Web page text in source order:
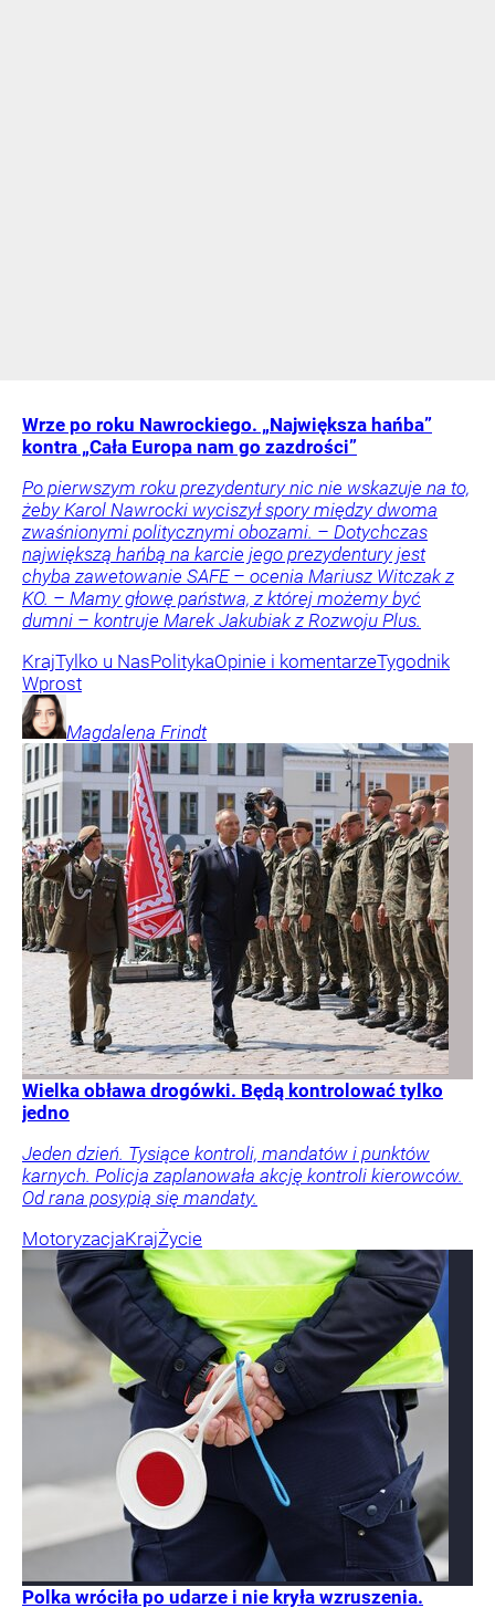
Wrze po roku Nawrockiego. „Największa hańba”
kontra „Cała Europa nam go zazdrości”
Po pierwszym roku prezydentury nic nie wskazuje na to,
żeby Karol Nawrocki wyciszył spory między dwoma
zwaśnionymi politycznymi obozami. – Dotychczas
największą hańbą na karcie jego prezydentury jest
chyba zawetowanie SAFE – ocenia Mariusz Witczak z
KO. – Mamy głowę państwa, z której możemy być
dumni – kontruje Marek Jakubiak z Rozwoju Plus.
KrajTylko u NasPolitykaOpinie i komentarzeTygodnik
Wprost
Magdalena Frindt
Wielka obława drogówki. Będą kontrolować tylko
jedno
Jeden dzień. Tysiące kontroli, mandatów i punktów
karnych. Policja zaplanowała akcję kontroli kierowców.
Od rana posypią się mandaty.
MotoryzacjaKrajŻycie
Polka wróciła po udarze i nie kryła wzruszenia.